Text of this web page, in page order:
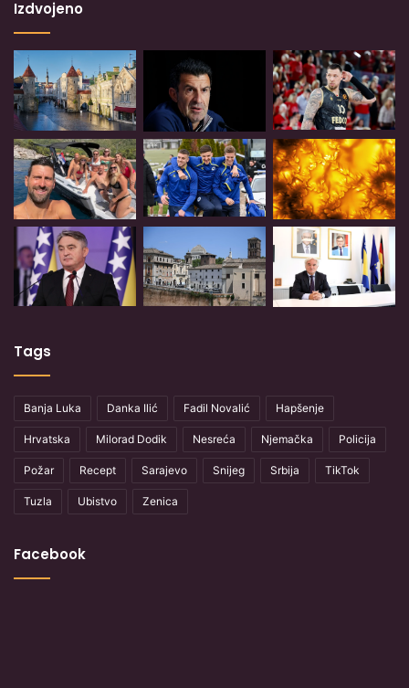
Izdvojeno
Tags
Banja Luka Danka Ilić Fadil Novalić Hapšenje
Hrvatska Milorad Dodik Nesreća Njemačka Policija
Požar Recept Sarajevo Snijeg Srbija TikTok
Tuzla Ubistvo Zenica
Facebook